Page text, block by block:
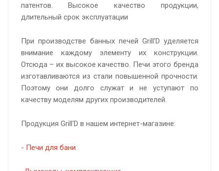
патентов. Высокое качество продукции,
длительный срок эксплуатации
При производстве банных печей Grill’D уделяется
внимание каждому элементу их конструкции.
Отсюда – их высокое качество. Печи этого бренда
изготавливаются из стали повышенной прочности.
Поэтому они долго служат и не уступают по
качеству моделям других производителей.
Продукция Grill'D в нашем интернет-магазине:
- Печи для бани